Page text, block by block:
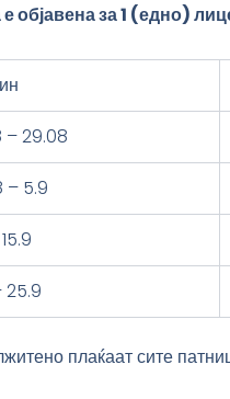
објавена за 1 (едно)
– 29.08
– 5.9
25.9
плаќаат сите